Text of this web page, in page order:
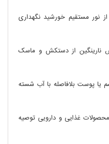
نور مستقیم خورشید نگهداری
نارینگین از دستکش و ماسک
پوست بلافاصله با آب شسته
غذایی و دارویی توصیه